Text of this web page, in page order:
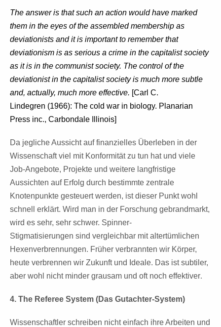
The answer is thatsuch an action would have marked
them in the eyes of the assembled membership as
deviationists and it is important to remember that
deviationism is as serious a crime in the capitalist society
as it is in the communist society. The control of the
deviationist in the capitalist society is much more subtle
and, actually, much more effective. [Carl C.
Lindegren (1966): The cold war in biology. Planarian
Press inc., Carbondale Illinois]
Da jegliche Aussicht auf finanzielles Überleben in der
Wissenschaft viel mit Konformität zu tun hat und viele
Job-Angebote, Projekte und weitere langfristige
Aussichten auf Erfolg durch bestimmte zentrale
Knotenpunkte gesteuert werden, ist dieser Punkt wohl
schnell erklärt. Wird man in der Forschung gebrandmarkt,
wird es sehr, sehr schwer. Spinner-
Stigmatisierungen sind vergleichbar mit altertümlichen
Hexenverbrennungen. Früher verbrannten wir Körper,
heute verbrennen wir Zukunft und Ideale. Das istsubtiler,
aber wohl nicht minder grausam und oft noch effektiver.
4. The Referee System (Das Gutachter-System)
Wissenschaftler schreiben nicht einfach ihre Arbeiten und